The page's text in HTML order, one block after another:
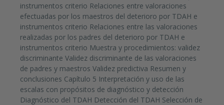
instrumentos criterio Relaciones entre valoraciones
efectuadas por los maestros del deterioro por TDAH e
instrumentos criterio Relaciones entre las valoraciones
realizadas por los padres del deterioro por TDAH e
instrumentos criterio Muestra y procedimientos: validez
discriminante Validez discriminante de las valoraciones
de padres y maestros Validez predictiva Resumen y
conclusiones Capítulo 5 Interpretación y uso de las
escalas con propósitos de diagnóstico y detección
Diagnóstico del TDAH Detección del TDAH Selección de